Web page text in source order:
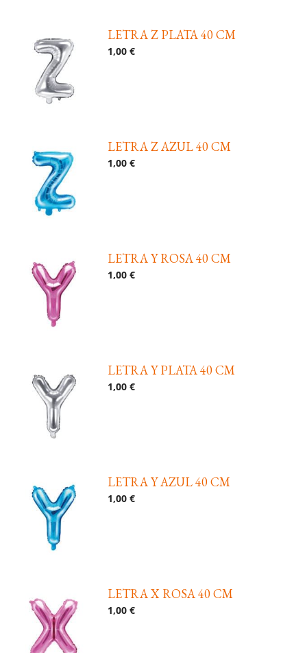
LETRA Z PLATA 40 CM
1,00 €
LETRA Z AZUL 40 CM
1,00 €
LETRA Y ROSA 40 CM
1,00 €
LETRA Y PLATA 40 CM
1,00 €
LETRA Y AZUL 40 CM
1,00 €
LETRA X ROSA 40 CM
1,00 €